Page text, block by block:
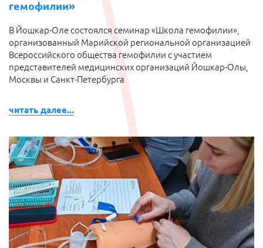
гемофилии»
В Йошкар-Оле состоялся семинар «Школа гемофилии»,
организованный Марийской региональной организацией
Всероссийского общества гемофилии с участием
представителей медицинских организаций Йошкар-Олы,
Москвы и Санкт-Петербурга
читать далее...